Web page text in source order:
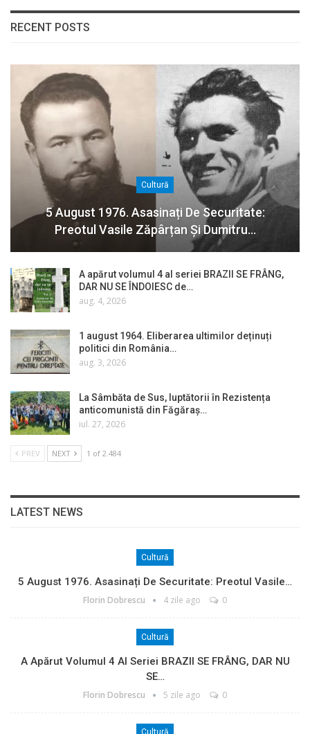
RECENT POSTS
Cultură
5 August 1976. Asasinați De Securitate:
Preotul Vasile Zăpârțan Și Dumitru…
A apărut volumul 4 al seriei BRAZII SE FRÂNG,
DAR NU SE ÎNDOIESC de…
aug. 4, 2026
1 august 1964. Eliberarea ultimilor deținuți
politici din România…
aug. 3, 2026
La Sâmbăta de Sus, luptătorii în Rezistența
anticomunistă din Făgăraș…
iul. 27, 2026
PREV NEXT 1 of 2.484
LATEST NEWS
Cultură
5 August 1976. Asasinați De Securitate: Preotul Vasile…
Florin Dobrescu 4 zile ago 0
Cultură
A Apărut Volumul 4 Al Seriei BRAZII SE FRÂNG, DAR NU
SE…
Florin Dobrescu 5 zile ago 0
Cultură